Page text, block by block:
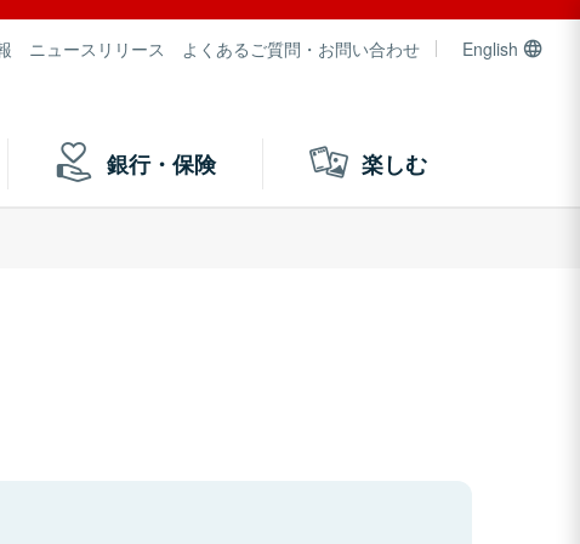
ニュースリリース よくあるご質問・お問い合わせ English
銀行・保険 楽しむ